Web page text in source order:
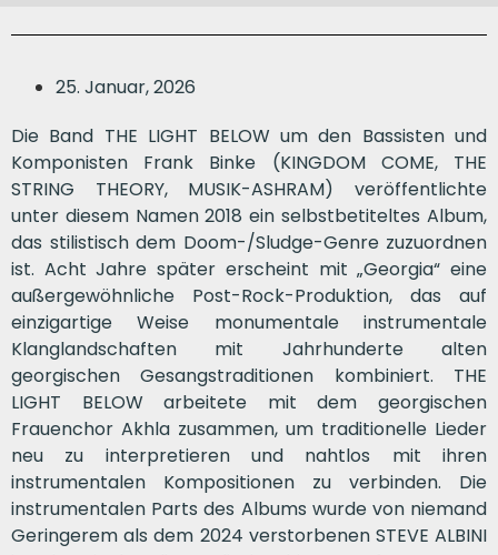
25. Januar, 2026
Die Band THE LIGHT BELOW um den Bassisten und
Komponisten Frank Binke (KINGDOM COME, THE
STRING THEORY, MUSIK-ASHRAM) veröffentlichte
unter diesem Namen 2018 ein selbstbetiteltes Album,
das stilistisch dem Doom-/Sludge-Genre zuzuordnen
ist. Acht Jahre später erscheint mit „Georgia“ eine
außergewöhnliche Post-Rock-Produktion, das auf
einzigartige Weise monumentale instrumentale
Klanglandschaften mit Jahrhunderte alten
georgischen Gesangstraditionen kombiniert. THE
LIGHT BELOW arbeitete mit dem georgischen
Frauenchor Akhla zusammen, um traditionelle Lieder
neu zu interpretieren und nahtlos mit ihren
instrumentalen Kompositionen zu verbinden. Die
instrumentalen Parts des Albums wurde von niemand
Geringerem als dem 2024 verstorbenen STEVE ALBINI